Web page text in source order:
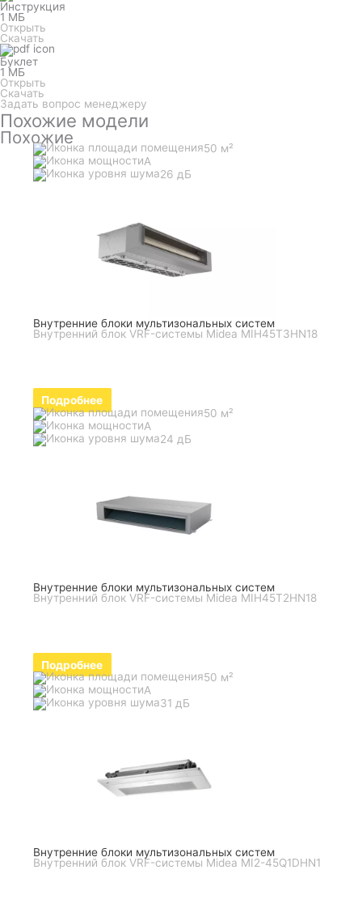
Инструкция
1 МБ
Открыть
Скачать
Буклет
1 МБ
Открыть
Скачать
Задать вопрос менеджеру
Похожие модели
Похожие
50 м²
A
26 дБ
Внутренние блоки мультизональных систем
Внутренний блок VRF-системы Midea MIH45T3HN18
Подробнее
50 м²
A
24 дБ
Внутренние блоки мультизональных систем
Внутренний блок VRF-системы Midea MIH45T2HN18
Подробнее
50 м²
A
31 дБ
Внутренние блоки мультизональных систем
Внутренний блок VRF-системы Midea MI2-45Q1DHN1